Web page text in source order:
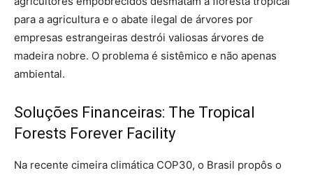
para a agricultura e o abate ilegal de árvores por
empresas estrangeiras destrói valiosas árvores de
madeira nobre. O problema é sistêmico e não apenas
ambiental.
Soluções Financeiras: The Tropical
Forests Forever Facility
Na recente cimeira climática COP30, o Brasil propôs o